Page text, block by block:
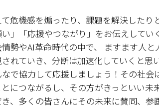
危機感を煽ったり、課題を解決したり
い」「応援やつながり」をお伝えしてい
勢やAI革命時代の中で、 ますます人
れていき、分断は加速化していくと思
で協力して応援しましょう！その社
につながるし、その方がきっといい
、多くの皆さんにその未来に賛同、参